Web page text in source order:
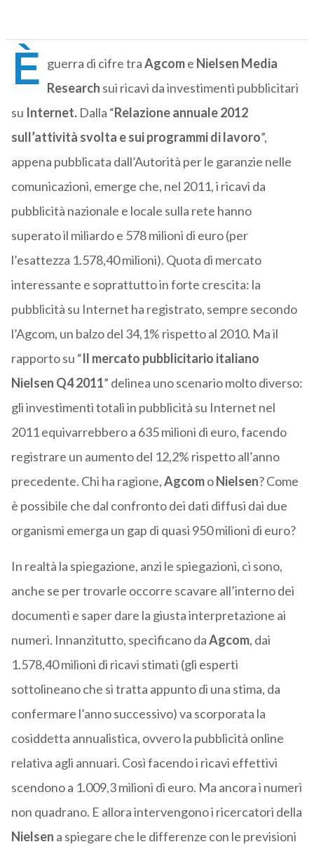
È guerra di cifre traAgcome Nielsen Media
Research sui ricavi da investimenti pubblicitari
su Internet.Dalla “Relazione annuale 2012
sull’attività svolta e sui programmi di lavoro”,
appena pubblicata dall’Autorità per le garanzie nelle
comunicazioni, emerge che, nel 2011, i ricavi da
pubblicità nazionale e locale sulla rete hanno
superato il miliardo e 578 milioni di euro (per
l’esattezza 1.578,40 milioni). Quota di mercato
interessante e soprattutto in forte crescita: la
pubblicità su Internet ha registrato, sempre secondo
l’Agcom, un balzo del 34,1% rispetto al 2010. Ma il
rapporto su “Il mercato pubblicitario italiano
Nielsen Q4 2011” delinea uno scenario molto diverso:
gli investimenti totali in pubblicità su Internet nel
2011 equivarrebbero a 635 milioni di euro, facendo
registrare un aumento del 12,2% rispetto all’anno
precedente. Chi ha ragione,AgcomoNielsen? Come
è possibile che dal confronto dei dati diffusi dai due
organismi emerga un gap di quasi 950 milioni di euro?
In realtà la spiegazione, anzi le spiegazioni, ci sono,
anche se per trovarle occorre scavare all’interno dei
documenti e saper dare la giusta interpretazione ai
numeri. Innanzitutto, specificano daAgcom, dai
1.578,40 milioni di ricavi stimati (gli esperti
sottolineano che si tratta appunto di una stima, da
confermare l’anno successivo) va scorporata la
cosiddetta annualistica, ovvero la pubblicità online
relativa agli annuari. Così facendo i ricavi effettivi
scendono a 1.009,3 milioni di euro. Ma ancora i numeri
non quadrano. E allora intervengono i ricercatori della
Nielsen a spiegare che le differenze con le previsioni